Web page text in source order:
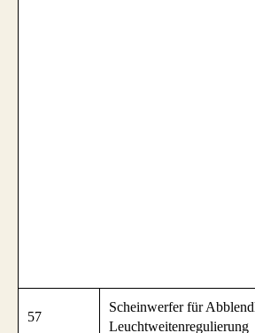
57
Scheinwerfer für
Leuchtweitenregulierung